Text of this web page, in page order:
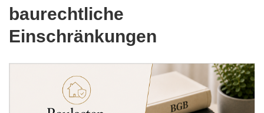
baurechtliche
Einschränkungen